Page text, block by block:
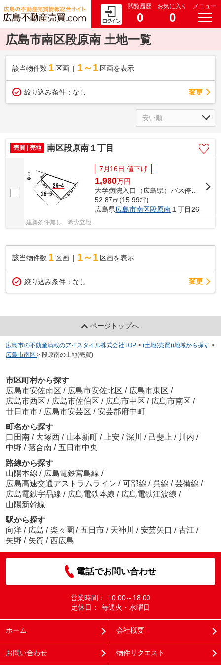
閲覧履歴
0
お気に入り
0
メニュー
広島市南区段原南 土地一覧
該当物件数 1 区画 1～1 区画を表示
絞り込み条件： なし 変更
売買 | 売地 南区段原南１丁目
7月16日 値下げ
1,980万円
大学病院入口（広島県）バス停下車 徒歩1分
52.87㎡(15.99坪)
広島県広島市南区段原南１丁目26-
建築条件無し 希少立地
該当物件数 1 区画 1～1 区画を表示
絞り込み条件： なし 変更
ページトップへ
広島市の不動産満載のアイスタイル株式会社TOP > (土地(売買))地域から探す >
広島市南区 > 段原南の土地(売買)
市区町村から探す
広島市安佐南区 / 広島市安佐北区 / 広島市東区 /
広島市西区 / 広島市佐伯区 / 広島市中区 / 広島市南区 /
廿日市市 / 広島市安芸区 / 安芸郡府中町
町名から探す
口田南 / 大塚西 / 山本新町 / 上安 / 深川 / 己斐上 / 川内 /
中野 / 落合南 / 五日市中央
路線から探す
山陽本線 / 広島電鉄宮島線 /
広島高速交通アストラムライン / 可部線 / 呉線 / 芸備線 /
広島電鉄宇品線 / 広島電鉄本線 / 広島電鉄江波線 /
山陽新幹線
駅から探す
向洋 / 広島 / 楽々園 / 五日市 / 天神川 / 安芸矢口 / 古江 /
矢野 / 矢賀 / 西広島
電話でお問い合わせ
営業時間：
10:00～18:00
定休日：
毎週火・水曜日
ホーム 会社概要
お問い合わせ 物件リクエスト